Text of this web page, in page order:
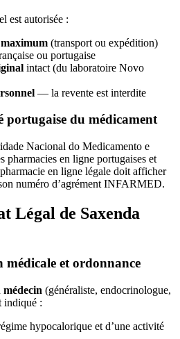
est autorisée :
(transport ou expédition)
ou portugaise
intact (du laboratoire Novo
— la revente est interdite
du médicament
Nacional do Medicamento e
pharmacies en ligne portugaises et
en ligne légale doit afficher
numéro d’agrément INFARMED.
Légal de Saxenda
et ordonnance
(généraliste, endocrinologue,
indiqué :
hypocalorique et d’une activité